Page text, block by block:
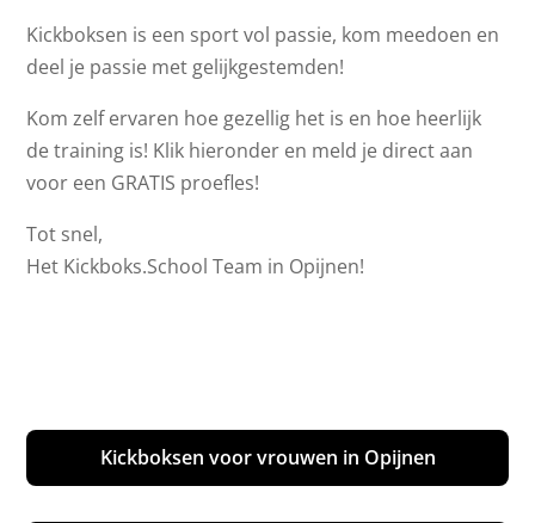
Kickboksen is een sport vol passie, kom meedoen en
deel je passie met gelijkgestemden!
Kom zelf ervaren hoe gezellig het is en hoe heerlijk
de training is! Klik hieronder en meld je direct aan
voor een GRATIS proefles!
Tot snel,
Het Kickboks.School Team in Opijnen!
Kickboksen voor vrouwen in Opijnen